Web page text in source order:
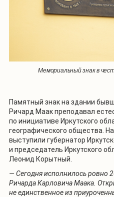
Мемориальный знак в
Памятный знак на здании
Ричард Маак преподавал
по инициативе Иркутского
географического общества.
выступили губернатор
и председатель Иркутского
Леонид Корытный.
— Сегодня исполнилось ровно
Ричарда Карловича Маака.
не единственное из